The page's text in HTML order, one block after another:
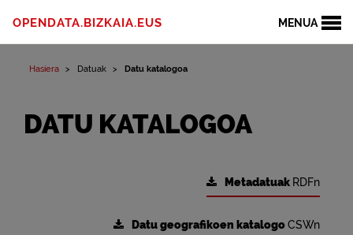
MENUA
OPENDATA.BIZKAIA.EUS
Hasiera Datuak Datu katalogoa
DATU KATALOGOA
Metadatuak RDFn
Datu geografikoen katalogoCSWn